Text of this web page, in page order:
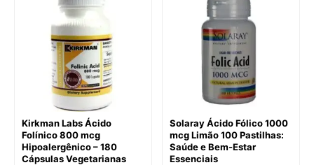
Kirkman Labs Ácido
Folínico 800 mcg
Hipoalergênico – 180
Cápsulas Vegetarianas
Solaray Ácido Fólico 1000
mcg Limão 100 Pastilhas:
Saúde e Bem-Estar
Essenciais